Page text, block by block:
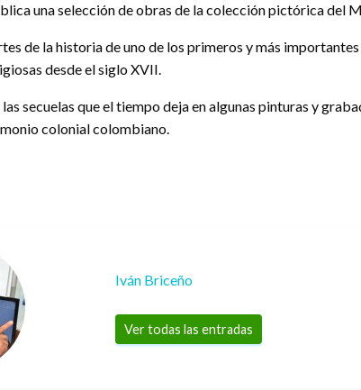
una selección de obras de la colección pictórica del
de la historia de uno de los primeros y más
desde el siglo XVII.
secuelas que el tiempo deja en algunas pinturas y
colonial colombiano.
Iván Briceño
Ver todas las entradas